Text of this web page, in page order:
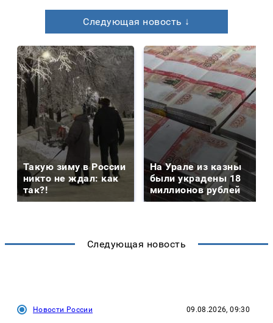
Следующая новость ↓
Такую зиму в России
никто не ждал: как
так?!
На Урале из казны
были украдены 18
миллионов рублей
Следующая новость
Новости России 09.08.2026, 09:30